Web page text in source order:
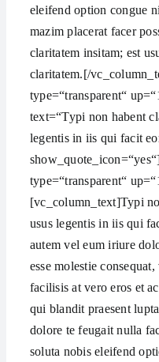
eleifend option congue
mazim placerat facer
claritatem insitam; est
claritatem.[/
type=“transparent“
text=“Typi non habent
legentis in iis qui facit
type=“transparent“
[vc_column_text]Typi
usus legentis in iis qui
autem vel eum iriure
esse molestie
facilisis at vero eros et
qui blandit praesent
dolore te feugait nulla
soluta nobis eleifend